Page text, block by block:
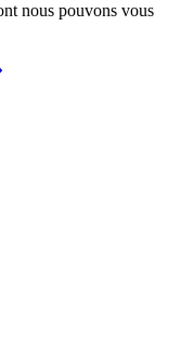
nous pouvons vous